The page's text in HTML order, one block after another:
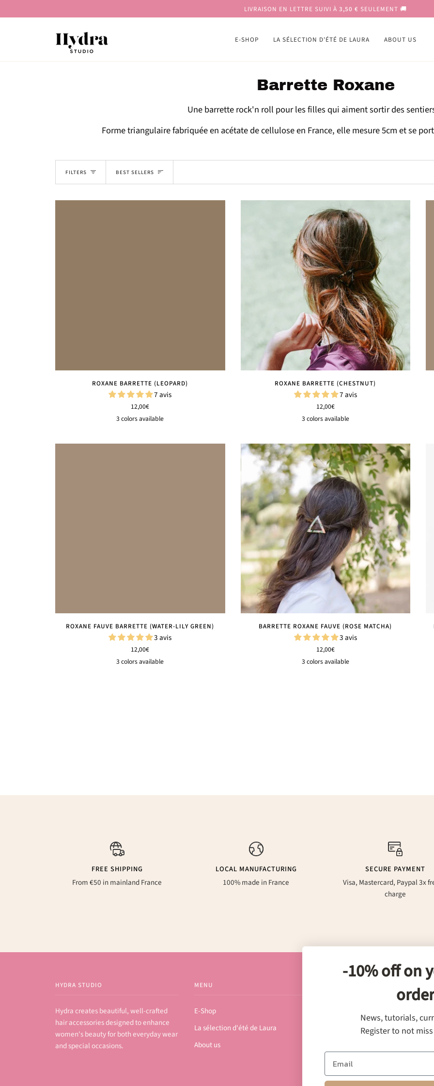
to
LIVRAISON EN LETTRE SUIVI À 3,50 € SEULEMENT 🚚
E-SHOP LA SÉLECTION D'ÉTÉ DE LAURA ABOUT US
Barrette Roxane
Une barrette rock'n roll pour les filles qui aiment sortir des
Forme triangulaire fabriquée en acétate de cellulose en France, elle mesure 5cm et se
FILTERS Sort
BEST SELLERS
ROXANE BARRETTE (LEOPARD)
7 avis
12,00€
3 colors available
LéopardChâtaigneCarbone
ROXANE BARRETTE (CHESTNUT)
7 avis
12,00€
3 colors available
LéopardChâtaigne
Carbone
ROXANE FAUVE BARRETTE (WATER-LILY GREEN)
3 avis
12,00€
3 colors available
RougeVert Rose
BARRETTE ROXANE FAUVE (ROSE MATCHA)
3 avis
12,00€
3 colors available
RougeVert Rose
FREE SHIPPING
From €50 in mainland France
LOCAL MANUFACTURING
100% made in France
SECURE PAYMENT
Visa, Mastercard, Paypal 3x
charge
HYDRA STUDIO
Hydra creates beautiful, well-crafted
hair accessories designed to enhance
women's beauty for both everyday wear
and special occasions.
MENU
E-Shop
La sélection d'été de Laura
About us
Become a reseller
FAQ
General terms and conditions of
-10% off on
order
News, tutorials,
Register to not